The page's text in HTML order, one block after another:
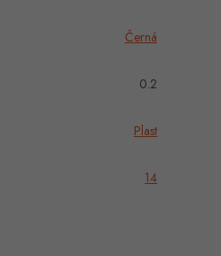
Černá
0.2
Plast
14